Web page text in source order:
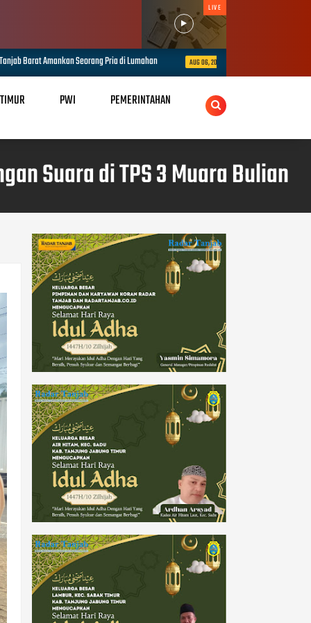
LIVE
di Lumahan AUG 06, 2026 Polda Jambi Matangkan Pengamanan Presisi Merdeka
PWI PEMERINTAHAN
Suara di TPS 3 Muara Bulian